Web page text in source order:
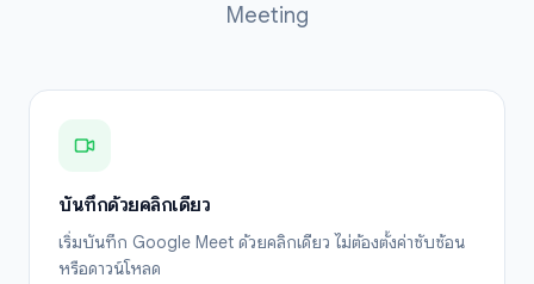
Meeting
บันทึกด้วยคลิกเดียว
เริ่มบันทึก Google Meet ด้วยคลิกเดียว ไม่ต้องตั้งค่าซับซ้อน
หรือดาวน์โหลด